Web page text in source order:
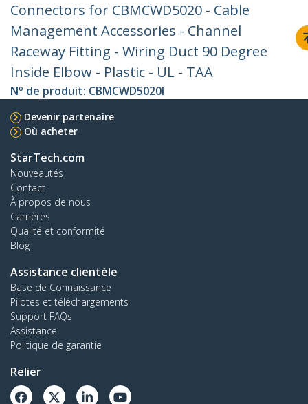
Connectors for CBMCWD5020 - Cable
Management Accessories - Channel
Raceway Fitting - Wiring Duct 90 Degree
Inside Elbow - Plastic - UL - TAA
Nº de produit: CBMCWD5020I
Devenir partenaire
Où acheter
StarTech.com
Nouveautés
Contact
À propos de nous
Carrières
Qualité et conformité
Blog
Assistance clientèle
Base de Connaissance
Pilotes et téléchargements
Support FAQs
Assistance
Politique de garantie
Relier